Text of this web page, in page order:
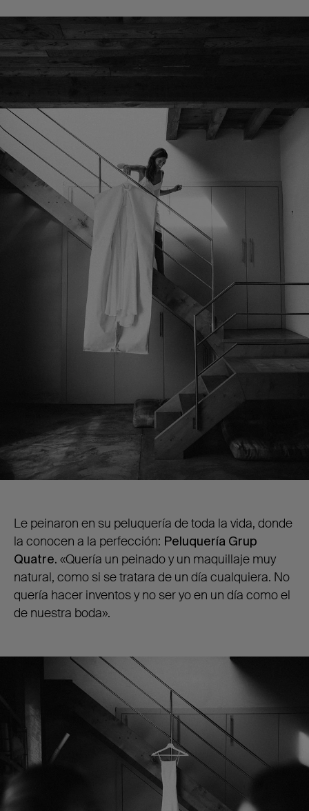
Le peinaron en su peluquería de toda la vida, donde
la conocen a la perfección: Peluquería Grup
Quatre. «Quería un peinado y un maquillaje muy
natural, como si se tratara de un día cualquiera. No
quería hacer inventos y no ser yo en un día como el
de nuestra boda».